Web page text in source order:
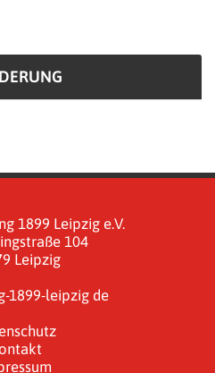
1899 Leipzig e.V.
104
Leipzig
1899-leipzig de